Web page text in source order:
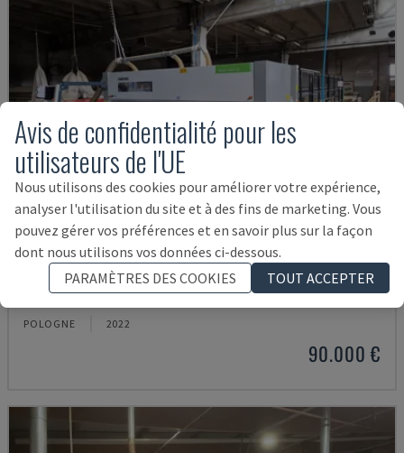
SELCO WNT 630
POLOGNE 2022
90.000 €
Avis de confidentialité pour les
utilisateurs de l'UE
Nous utilisons des cookies pour améliorer votre expérience,
analyser l'utilisation du site et à des fins de marketing. Vous
pouvez gérer vos préférences et en savoir plus sur la façon
dont nous utilisons vos données ci-dessous.
PARAMÈTRES DES COOKIES
TOUT ACCEPTER